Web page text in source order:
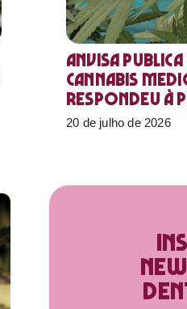
Anvisa
Cannabis
respondeu à
20 de julho de 2026